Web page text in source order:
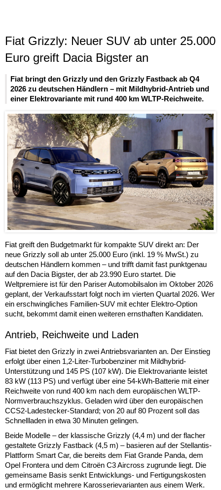
Fiat Grizzly: Neuer SUV ab unter 25.000
Euro greift Dacia Bigster an
Fiat bringt den Grizzly und den Grizzly Fastback ab Q4
2026 zu deutschen Händlern – mit Mildhybrid-Antrieb und
einer Elektrovariante mit rund 400 km WLTP-Reichweite.
Fiat greift den Budgetmarkt für kompakte SUV direkt an: Der
neue Grizzly soll ab unter 25.000 Euro (inkl. 19 % MwSt.) zu
deutschen Händlern kommen – und trifft damit fast punktgenau
auf den Dacia Bigster, der ab 23.990 Euro startet. Die
Weltpremiere ist für den Pariser Automobilsalon im Oktober 2026
geplant, der Verkaufsstart folgt noch im vierten Quartal 2026. Wer
ein erschwingliches Familien-SUV mit echter Elektro-Option
sucht, bekommt damit einen weiteren ernsthaften Kandidaten.
Antrieb, Reichweite und Laden
Fiat bietet den Grizzly in zwei Antriebsvarianten an. Der Einstieg
erfolgt über einen 1,2-Liter-Turbobenziner mit Mildhybrid-
Unterstützung und 145 PS (107 kW). Die Elektrovariante leistet
83 kW (113 PS) und verfügt über eine 54-kWh-Batterie mit einer
Reichweite von rund 400 km nach dem europäischen WLTP-
Normverbrauchszyklus. Geladen wird über den europäischen
CCS2-Ladestecker-Standard; von 20 auf 80 Prozent soll das
Schnellladen in etwa 30 Minuten gelingen.
Beide Modelle – der klassische Grizzly (4,4 m) und der flacher
gestaltete Grizzly Fastback (4,5 m) – basieren auf der Stellantis-
Plattform Smart Car, die bereits dem Fiat Grande Panda, dem
Opel Frontera und dem Citroën C3 Aircross zugrunde liegt. Die
gemeinsame Basis senkt Entwicklungs- und Fertigungskosten
und ermöglicht mehrere Karosserievarianten aus einem Werk.